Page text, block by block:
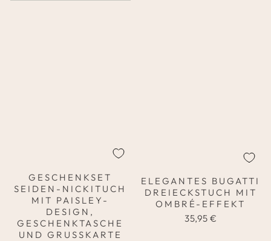
GESCHENKSET
SEIDEN-NICKITUCH
MIT PAISLEY-
DESIGN,
GESCHENKTASCHE
UND GRUSSKARTE
ELEGANTES BUGATTI
DREIECKSTUCH MIT
OMBRÉ-EFFEKT
35,95 €